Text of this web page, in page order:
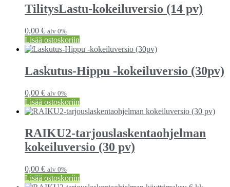
TilitysLastu-kokeiluversio (14 pv)
0,00 € alv 0%
Lisää ostoskoriin
Laskutus-Hippu -kokeiluversio (30pv)
0,00 € alv 0%
Lisää ostoskoriin
RAIKU2-tarjous­laskenta­ohjelman
kokeiluversio (30 pv)
0,00 € alv 0%
Lisää ostoskoriin